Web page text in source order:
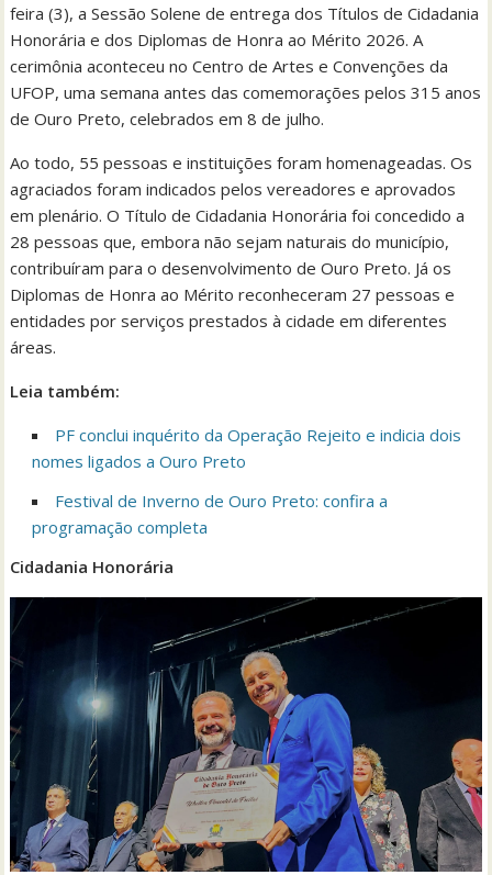
feira (3), a Sessão Solene de entrega dos Títulos de Cidadania
Honorária e dos Diplomas de Honra ao Mérito 2026. A
cerimônia aconteceu no Centro de Artes e Convenções da
UFOP, uma semana antes das comemorações pelos 315 anos
de Ouro Preto, celebrados em 8 de julho.
Ao todo, 55 pessoas e instituições foram homenageadas. Os
agraciados foram indicados pelos vereadores e aprovados
em plenário. O Título de Cidadania Honorária foi concedido a
28 pessoas que, embora não sejam naturais do município,
contribuíram para o desenvolvimento de Ouro Preto. Já os
Diplomas de Honra ao Mérito reconheceram 27 pessoas e
entidades por serviços prestados à cidade em diferentes
áreas.
Leia também:
PF conclui inquérito da Operação Rejeito e indicia dois
nomes ligados a Ouro Preto
Festival de Inverno de Ouro Preto: confira a
programação completa
Cidadania Honorária